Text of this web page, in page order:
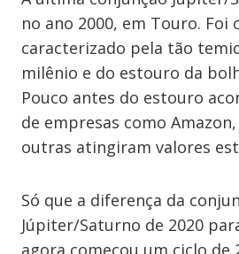
no ano 2000, em Touro. Foi
caracterizado pela tão
milênio e do estouro da
Pouco antes do estouro
de empresas como Amazon,
outras atingiram valores
Só que a diferença da
Júpiter/Saturno de 2020
agora começou um ciclo de